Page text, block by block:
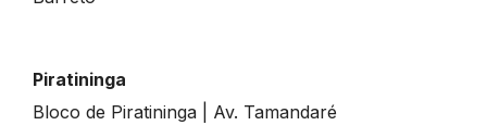
Piratininga
Bloco de Piratininga | Av. Tamandaré